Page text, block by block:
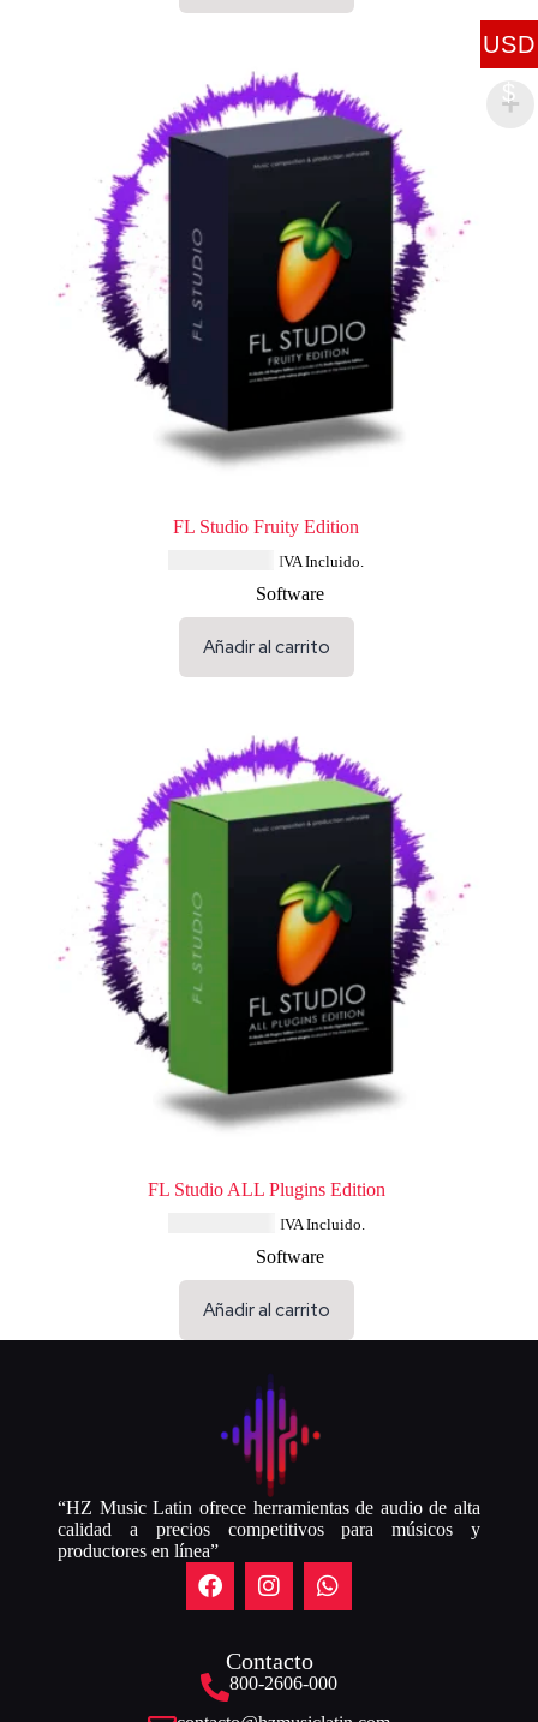
FL Studio Fruity Edition
IVA Incluido.
Software
Añadir al carrito
FL Studio ALL Plugins Edition
IVA Incluido.
Software
Añadir al carrito
“HZ Music Latin ofrece herramientas de audio de alta
calidad a precios competitivos para músicos y
productores en línea”
Contacto
800-2606-000
USD
$